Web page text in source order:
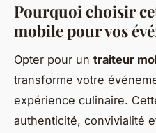
Pourquoi choisir
mobile pour vos
Opter pour un traiteur
transforme votre
expérience culinaire.
authenticité, convivialité